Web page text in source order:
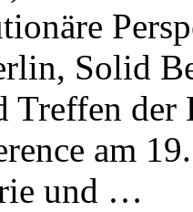
Solid
Treffen
am
und …